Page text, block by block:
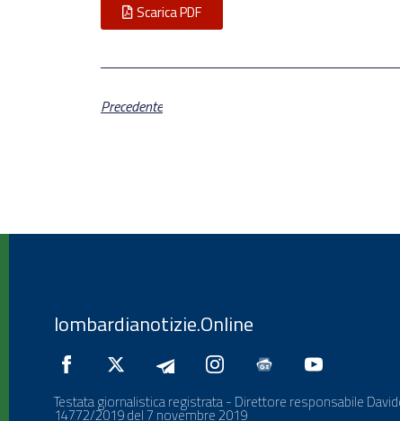
Scarica PDF
Precedente
lombardianotizie.Online
Testata giornalistica registrata - Direttore responsabile
14772/2019 del 7 novembre 2019